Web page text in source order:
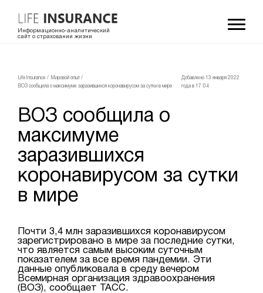
Информационно-аналитический
сайт о страховании жизни
LifeInsurance / Мировой опыт/
ВОЗ сообщила о максимуме заразившихся коронавирусом за сутки в мире
Добавлено 13 января 2022
года в 17:04
ВОЗ сообщила о
максимуме
заразившихся
коронавирусом за сутки
в мире
Почти 3,4 млн заразившихся коронавирусом
зарегистрировано в мире за последние сутки,
что является самым высоким суточным
показателем за все время пандемии. Эти
данные опубликовала в среду вечером
Всемирная организация здравоохранения
(ВОЗ), сообщает ТАСС.